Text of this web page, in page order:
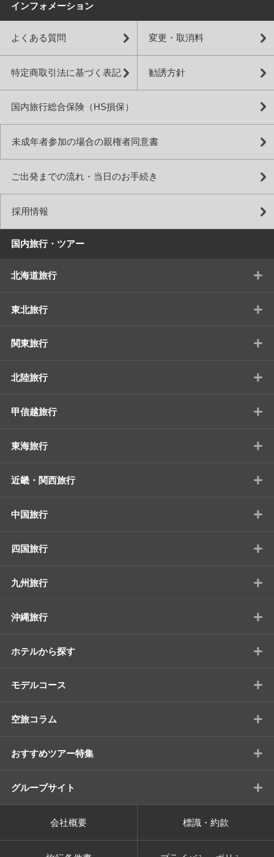
インフォメーション
よくある質問 変更・取消料
特定商取引法に基づく表記 勧誘方針
国内旅行総合保険（HS損保）
未成年者参加の場合の親権者同意書
ご出発までの流れ・当日のお手続き
採用情報
国内旅行・ツアー
北海道旅行 +
東北旅行 +
関東旅行 +
北陸旅行 +
甲信越旅行 +
東海旅行 +
近畿・関西旅行 +
中国旅行 +
四国旅行 +
九州旅行 +
沖縄旅行 +
ホテルから探す +
モデルコース +
空旅コラム +
おすすめツアー特集 +
グループサイト +
会社概要 標識・約款